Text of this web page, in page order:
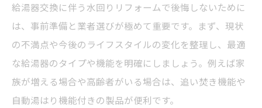
給湯器交換に伴う水回りリフォームで後悔しないために
は、事前準備と業者選びが極めて重要です。まず、現状
の不満点や今後のライフスタイルの変化を整理し、最適
な給湯器のタイプや機能を明確にしましょう。例えば家
族が増える場合や高齢者がいる場合は、追い焚き機能や
自動湯はり機能付きの製品が便利です。